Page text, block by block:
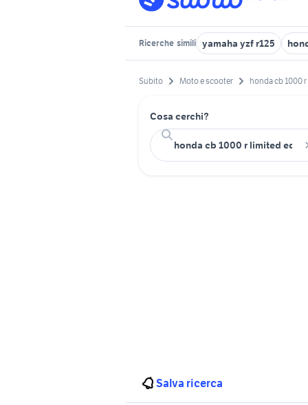
Ricerche simili yamaha yzf r125
Subito Moto e scooter honda cb 1000
Cosa cerchi?
Salva ricerca